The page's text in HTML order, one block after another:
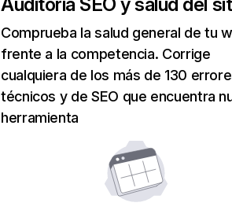
Comprueba la salud general de tu
frente a la competencia. Corrige
cualquiera de los más de 130
técnicos y de SEO que encuentra
herramienta